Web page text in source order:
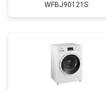
Замена прессостата
Замена сливного насоса
WFBJ90121S